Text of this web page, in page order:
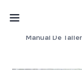
SERVICIO DE
Manual De